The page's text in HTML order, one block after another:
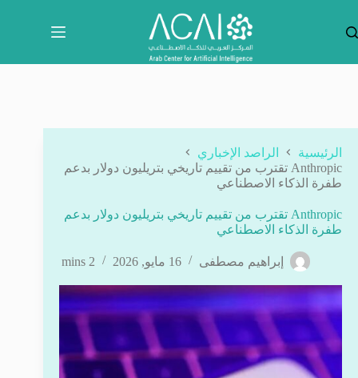
المحتوى
الرئيسية
الراصد الإخباري
Anthropic تقترب من تقييم تاريخي بتريليون دولار بدعم
طفرة الذكاء الاصطناعي
Anthropic تقترب من تقييم تاريخي بتريليون دولار بدعم
طفرة الذكاء الاصطناعي
إبراهيم مصطفى 16 مايو, 2026 2 mins